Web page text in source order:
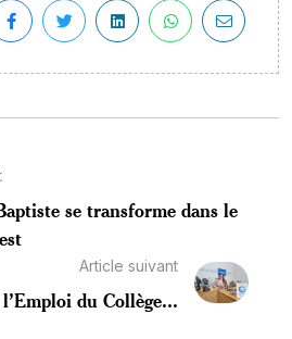
se transforme dans le
Article suivant
du Collège...